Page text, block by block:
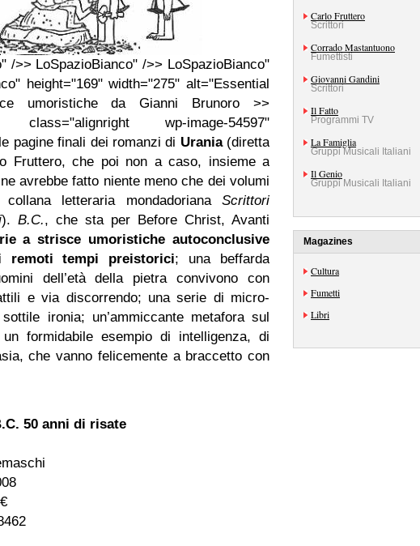
/>> LoSpazioBianco" />> LoSpazioBianco"
height="169" width="275" alt="Essential
umoristiche da Gianni Brunoro >>
class="alignright wp-image-54597"
pagine finali dei romanzi di Urania(diretta
Fruttero, che poi non a caso, insieme a
avrebbe fatto niente meno che dei volumi
letteraria mondadoriana Scrittori
). B.C., che sta per Before Christ, Avanti
a strisce umoristiche autoconclusive
remoti tempi preistorici; una beffarda
dell’età della pietra convivono con
e via discorrendo; una serie di micro-
ironia; un’ammiccante metafora sul
formidabile esempio di intelligenza, di
che vanno felicemente a braccetto con
50 anni di risate
Carlo Fruttero
Scrittori
Corrado Mastantuono
Fumettisti
Giovanni Gandini
Scrittori
Il Fatto
Programmi TV
La Famiglia
Gruppi Musicali Italiani
Il Genio
Gruppi Musicali Italiani
Magazines
Cultura
Fumetti
Libri